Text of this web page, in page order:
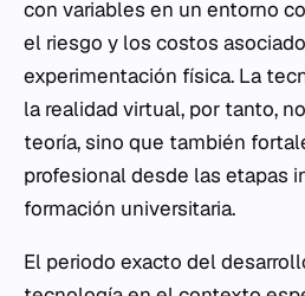
con variables en un entorno
el riesgo y los costos
experimentación física. La
la realidad virtual, por tanto,
teoría, sino que también
profesional desde las etapas
formación universitaria.
El periodo exacto del